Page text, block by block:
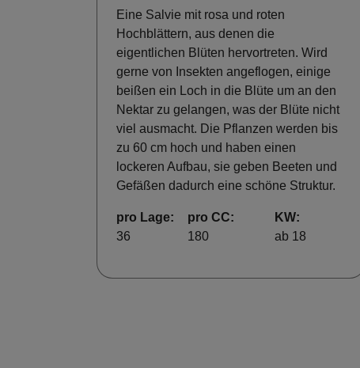
Eine Salvie mit rosa und roten
Hochblättern, aus denen die
eigentlichen Blüten hervortreten. Wird
gerne von Insekten angeflogen, einige
beißen ein Loch in die Blüte um an den
Nektar zu gelangen, was der Blüte nicht
viel ausmacht. Die Pflanzen werden bis
zu 60 cm hoch und haben einen
lockeren Aufbau, sie geben Beeten und
Gefäßen dadurch eine schöne Struktur.
pro Lage:
36
pro CC:
180
KW:
ab 18